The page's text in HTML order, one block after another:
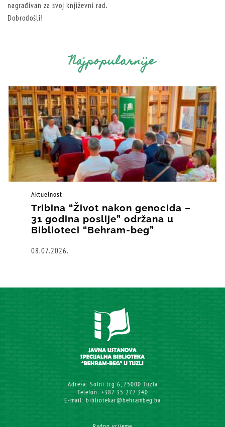
nagrađivan za svoj književni rad.
Dobrodošli!
Najpopularnije
Aktuelnosti
Tribina “Život nakon genocida –
31 godina poslije” održana u
Biblioteci “Behram-beg”
08.07.2026.
Adresa: Solni trg 6, 75000 Tuzla
Telefon: +387 35 277 340
E-mail: bibliotekar@behrambeg.ba